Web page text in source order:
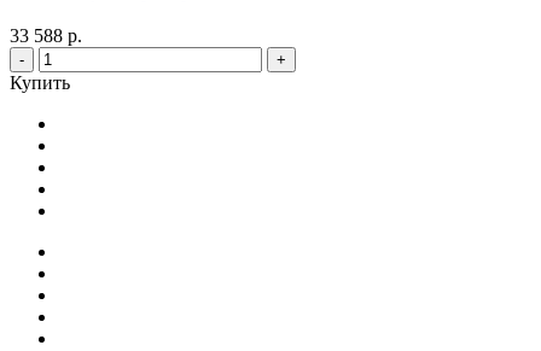
33 588 р.
- +
Купить